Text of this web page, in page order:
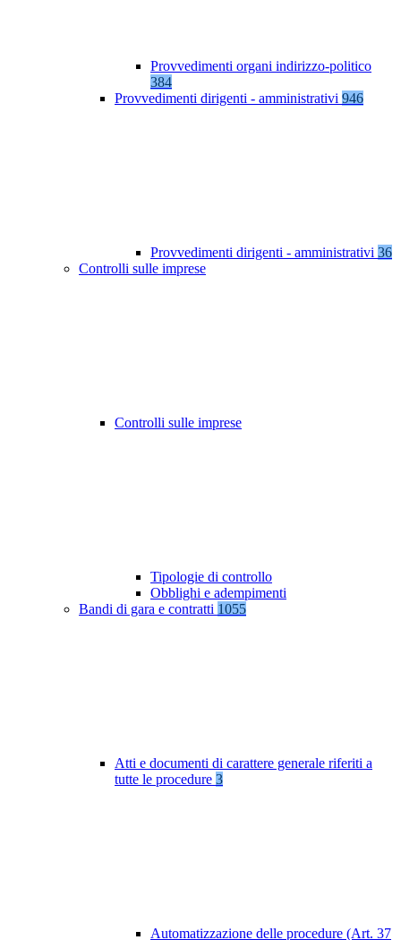
Provvedimenti organi indirizzo-politico
384
Provvedimenti dirigenti - amministrativi 946
Provvedimenti dirigenti - amministrativi 36
Controlli sulle imprese
Controlli sulle imprese
Tipologie di controllo
Obblighi e adempimenti
Bandi di gara e contratti 1055
Atti e documenti di carattere generale riferiti a
tutte le procedure 3
Automatizzazione delle procedure (Art. 37